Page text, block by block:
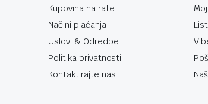
Kupovina na rate
Načini plaćanja
Uslovi & Odredbe
Politika privatnosti
Kontaktirajte nas